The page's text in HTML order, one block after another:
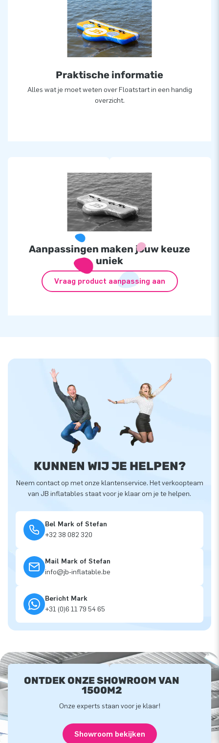
Praktische informatie
Alles wat je moet weten over Floatstart in een handig
overzicht.
Aanpassingen maken jouw keuze
uniek
Vraag product aanpassing aan
KUNNEN WIJ JE HELPEN?
Neem contact op met onze klantenservice. Het verkoopteam
van JB inflatables staat voor je klaar om je te helpen.
Bel Mark of Stefan
+32 38 082 320
Mail Mark of Stefan
info@jb-inflatable.be
Bericht Mark
+31 (0)6 11 79 54 65
ONTDEK ONZE SHOWROOM VAN
1500M2
Onze experts staan voor je klaar!
Showroom bekijken